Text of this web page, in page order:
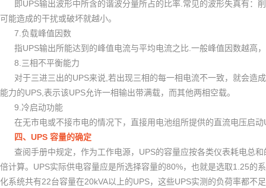
即UPS输出波形中所含的谐波分量所占的比率 常见的波形失真有：
可能造成的干扰或破坏就越小。
7. 负载峰值因数
指UPS输出所能达到的峰值电流与平均电流之比 一般峰值因数越高，
8. 三相不平衡能力
对于三进三出的UPS来说 若出现三相的每一相电流不一致，就会造
能力的UPS, 表示该UPS允许一相输出带满载，而其他两相空载。
9. 冷启动功能
在无市电或不接市电的情况下，直接用电池组所提供的直流电压启动
四、 UPS 容量的确定
查阅手册中规定，作为工作电源， UPS的容量应按各类仪表耗电总和
倍计算。 UPS实际供电容量应是所选择容量的80%，也就是选取1.25的
化系统共有22台容量在20kVA以上的UPS，这些UPS实测的负荷率都不足